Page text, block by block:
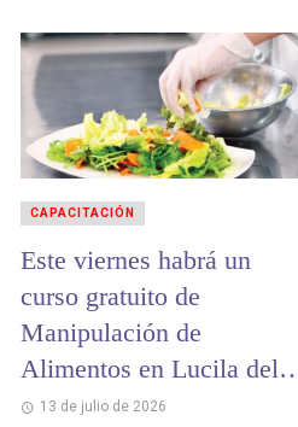
Este viernes habrá un
curso gratuito de
Manipulación de
Alimentos en Lucila del
Mar
13 de julio de 2026
CAPACITACIÓN